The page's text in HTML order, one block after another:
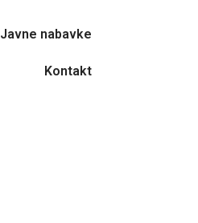
Javne nabavke
Kontakt